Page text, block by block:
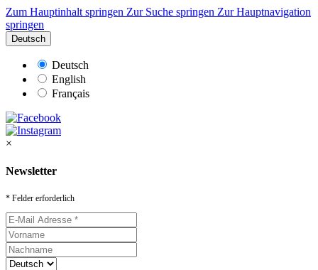
Zum Hauptinhalt springen Zur Suche springen Zur Hauptnavigation
springen
Deutsch
Deutsch
English
Français
×
Newsletter
* Felder erforderlich